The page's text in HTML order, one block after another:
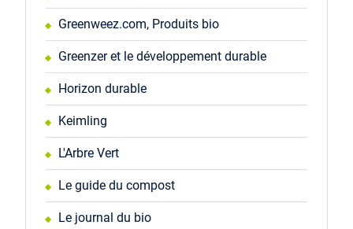
Greenweez.com, Produits bio
Greenzer et le développement durable
Horizon durable
Keimling
L'Arbre Vert
Le guide du compost
Le journal du bio